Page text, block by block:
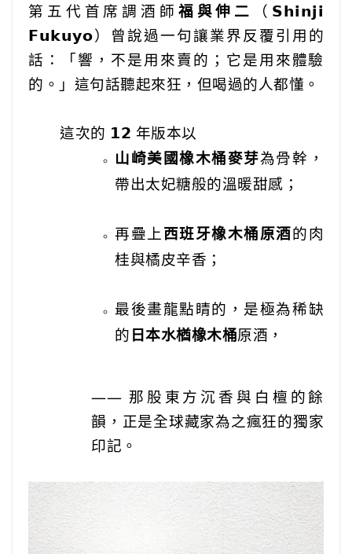
第五代首席調酒師 福與伸二
（𝗦𝗵𝗶𝗻𝗷𝗶
𝗙𝘂𝗸𝘂𝘆𝗼）曾說過一句讓業界反覆引用的
話：「響，不是用來賣的；它是用來體驗
的。」這句話聽起來狂，但喝過的人都懂。
這次的 𝟭𝟮 年版本以
山崎美國橡木桶麥芽為骨幹，
帶出太妃糖般的溫暖甜感；
再疊上西班牙橡木桶原酒的肉
桂與橘皮辛香；
最後畫龍點睛的，是極為稀缺
的 日本水楢橡木桶原酒，
—— 那股東方沉香與白檀的餘
韻，正是全球藏家為之瘋狂的獨家
印記。